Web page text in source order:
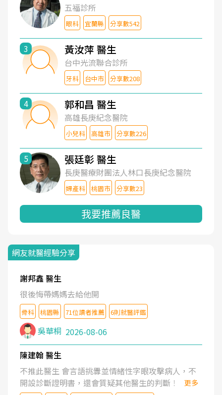
五福診所
眼科 宜蘭縣 分享數542
3 黃汝萍 醫生
台中光流聯合診所
牙科 台中市 分享數208
4 郭和昌 醫生
高雄長庚紀念醫院
小兒科 高雄市 分享數226
5 張廷彰 醫生
長庚醫療財團法人林口長庚紀念醫院
婦產科 桃園市 分享數23
我要推薦良醫
網友就醫經驗分享
謝邦鑫 醫生
很後悔帶媽媽去給他開
骨科 桃園縣 71位讀者推薦 6則就醫評鑑
吳華桐 2026-08-06
陳建翰 醫生
不推此醫生 會言語挑釁並情緒性字眼攻擊病人，不
開設診斷證明書，還會質疑其他醫生的判斷！
更多